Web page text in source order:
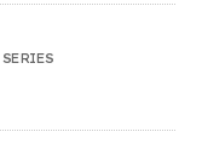
SERIES